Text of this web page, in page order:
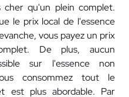
qu'un plein complet.
le prix local de l'essence
vous payez un prix
De plus, aucun
sur l'essence non
consommez tout le
est plus abordable. Par